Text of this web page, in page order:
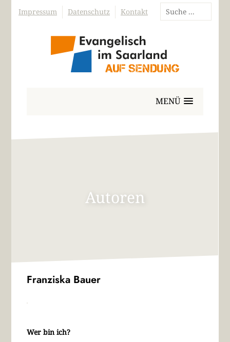
Impressum Datenschutz Kontakt
MENÜ
Autoren
Franziska Bauer
Wer bin ich?